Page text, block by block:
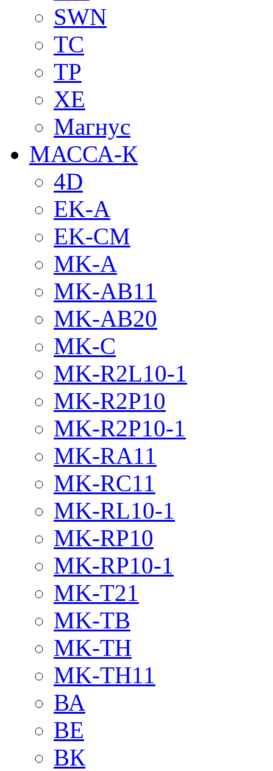
SWN
TC
TP
XE
Магнус
МАССА-К
4D
EK-A
EK-CM
MK-A
MK-AB11
MK-AB20
MK-C
MK-R2L10-1
MK-R2P10
MK-R2P10-1
MK-RA11
MK-RC11
MK-RL10-1
MK-RP10
MK-RP10-1
MK-T21
MK-TB
MK-TH
MK-TH11
ВА
ВЕ
ВК